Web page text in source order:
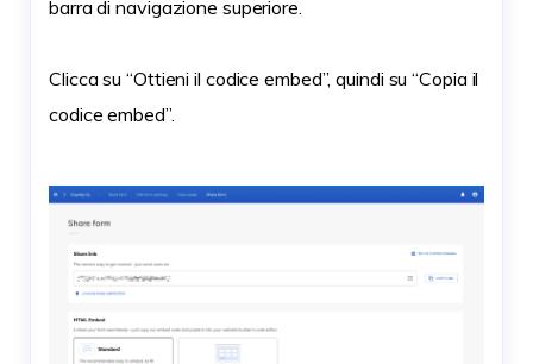
barra di navigazione superiore.
Clicca su “Ottieni il codice embed”, quindi su “Copia il
codice embed”.